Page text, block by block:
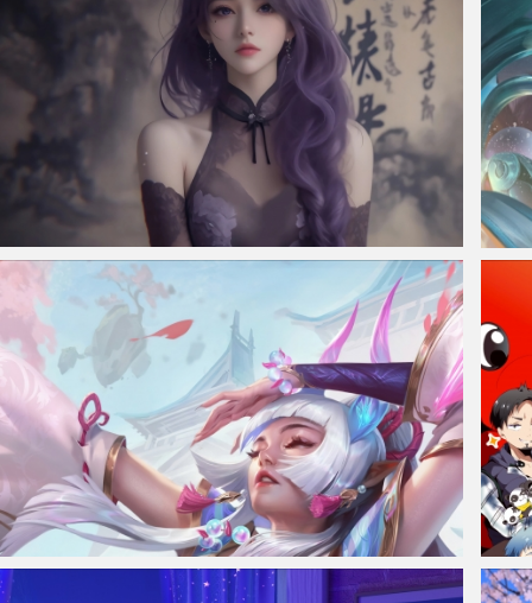
仙侠凌仙 紫色长卷发美女 古风古典 4K壁纸
lol英雄联盟暗黑元首 灵魂莲华 明昼 辛德拉4k高清手机壁纸 我的